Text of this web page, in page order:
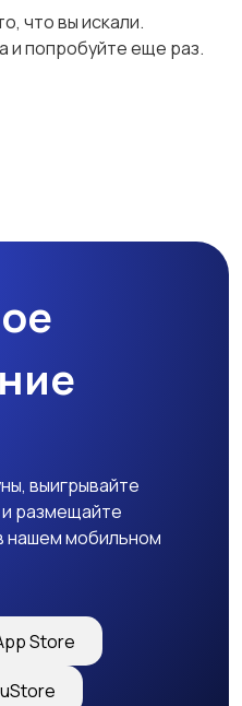
Текстиль и ковры
что вы искали.
и попробуйте еще раз.
выигрывайте
размещайте
нашем мобильном
Store